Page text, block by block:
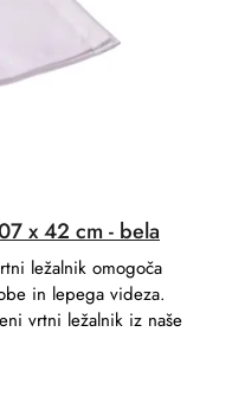
x 42 cm - bela
ležalnik omogoča
in lepega videza.
vrtni ležalnik iz naše